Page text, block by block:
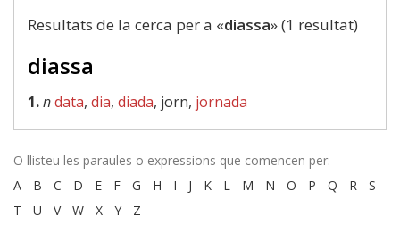
Resultats de la cerca per a «diassa» (1 resultat)
diassa
1.ndata, dia, diada, jorn, jornada
O llisteu les paraules o expressions que comencen per:
A - B - C - D - E - F - G - H - I - J - K - L - M - N - O - P - Q - R - S -
T - U - V- W - X - Y - Z